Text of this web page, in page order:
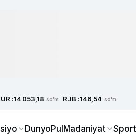
:14 053,18 so'm RUB :146,54 so'm
DunyoPulMadaniyat Sport